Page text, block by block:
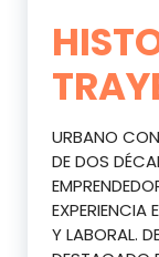
URBANO
DE DOS
EXPERIENCIA
Y LABORAL.